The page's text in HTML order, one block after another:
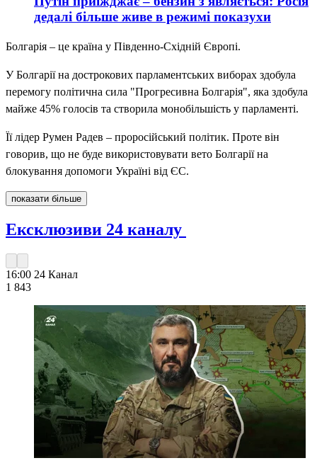
дедалі більше живе в режимі показухи
Болгарія – це країна у Південно-Східній Європі.
У Болгарії на дострокових парламентських виборах здобула
перемогу політична сила "Прогресивна Болгарія", яка здобула
майже 45% голосів та створила монобільшість у парламенті.
Її лідер Румен Радев – проросійський політик. Проте він
говорив, що не буде використовувати вето Болгарії на
блокування допомоги Україні від ЄС.
показати більше
Ексклюзиви 24 каналу
16:00 24 Канал
1 843